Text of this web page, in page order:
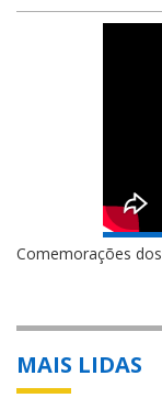
Comemorações
MAIS LIDAS